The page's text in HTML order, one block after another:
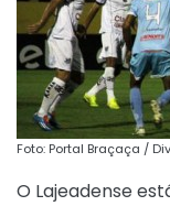
Foto: Portal Braçaça /
O Lajeadense